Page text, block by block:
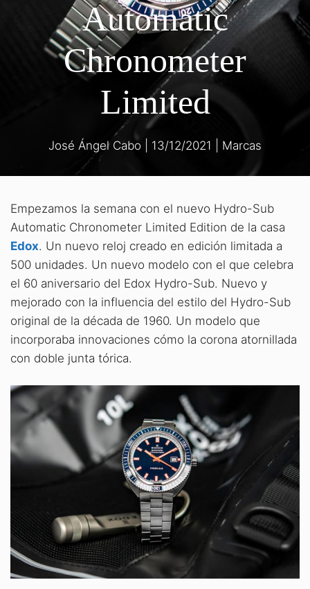
Automatic
Chronometer
Limited
José Ángel Cabo 13/12/2021 Marcas
Empezamos la semana con el nuevo Hydro-Sub
Automatic Chronometer Limited Edition de la casa
Edox. Un nuevo reloj creado en edición limitada a
500 unidades. Un nuevo modelo con el que celebra
el 60 aniversario del Edox Hydro-Sub. Nuevo y
mejorado con la influencia del estilo del Hydro-Sub
original de la década de 1960. Un modelo que
incorporaba innovaciones cómo la corona atornillada
con doble junta tórica.